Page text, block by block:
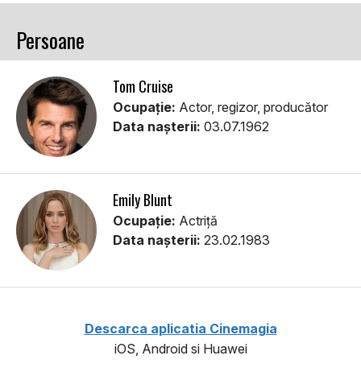
Persoane
Tom Cruise
Ocupație: Actor, regizor, producător
Data nașterii: 03.07.1962
Emily Blunt
Ocupație: Actriță
Data nașterii: 23.02.1983
Descarca aplicatia Cinemagia
iOS, Android si Huawei